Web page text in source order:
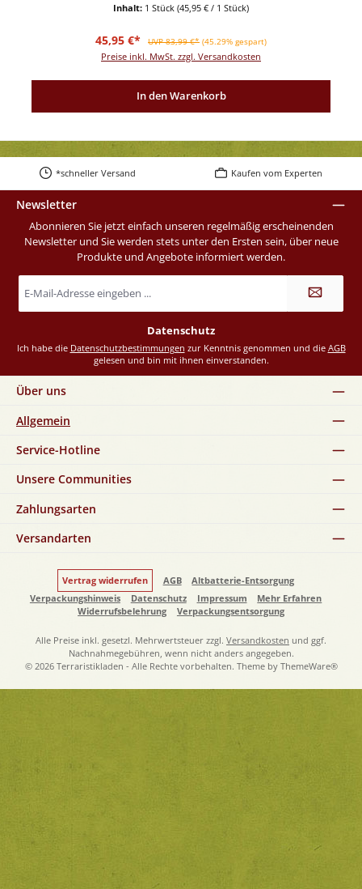
Inhalt: 1 Stück (45,95 € / 1 Stück)
Verkaufspreis:
45,95 €* Regulärer Preis:
UVP 83,99 €* (45.29% gespart)
Preise inkl. MwSt. zzgl. Versandkosten
In den Warenkorb
*schneller Versand Kaufen vom Experten
Newsletter
Abonnieren Sie jetzt einfach unseren regelmäßig erscheinenden
Newsletter und Sie werden stets unter den Ersten sein, über neue
Produkte und Angebote informiert werden.
Mail-
Datenschutz
Ich habe die Datenschutzbestimmungen zur Kenntnis genommen und die AGB
gelesen und bin mit ihnen einverstanden.
Über uns
Allgemein
Service-Hotline
Unsere Communities
Zahlungsarten
Versandarten
Vertrag widerrufen AGB
Altbatterie-Entsorgung
Verpackungshinweis
Datenschutz Impressum
Mehr Erfahren
Widerrufsbelehrung
Verpackungsentsorgung
Alle Preise inkl. gesetzl. Mehrwertsteuer zzgl. Versandkosten und ggf.
Nachnahmegebühren, wenn nicht anders angegeben.
© 2026 Terraristikladen - Alle Rechte vorbehalten. Theme by ThemeWare®